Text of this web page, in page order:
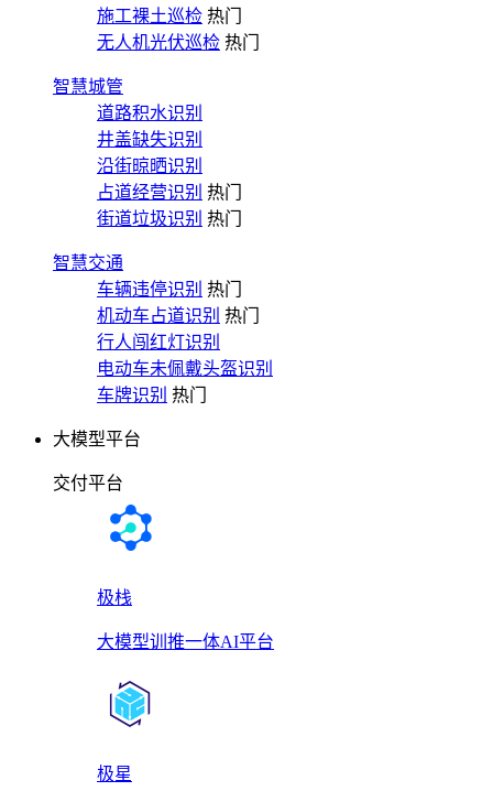
施工裸土巡检 热门
无人机光伏巡检 热门
智慧城管
道路积水识别
井盖缺失识别
沿街晾晒识别
占道经营识别 热门
街道垃圾识别 热门
智慧交通
车辆违停识别 热门
机动车占道识别 热门
行人闯红灯识别
电动车未佩戴头盔识别
车牌识别 热门
大模型平台
交付平台
极栈
大模型训推一体AI平台
极星